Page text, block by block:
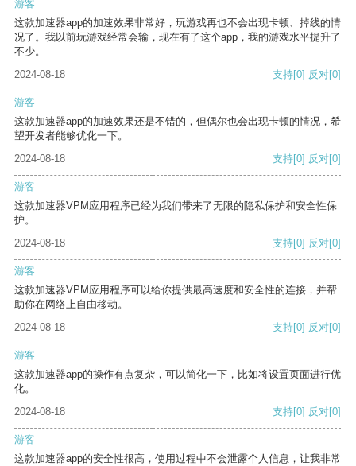
游客
这款加速器app的加速效果非常好，玩游戏再也不会出现卡顿、掉线的情
况了。我以前玩游戏经常会输，现在有了这个app，我的游戏水平提升了
不少。
2024-08-18
支持[0] 反对[0]
游客
这款加速器app的加速效果还是不错的，但偶尔也会出现卡顿的情况，希
望开发者能够优化一下。
2024-08-18
支持[0] 反对[0]
游客
这款加速器VPM应用程序已经为我们带来了无限的隐私保护和安全性保
护。
2024-08-18
支持[0] 反对[0]
游客
这款加速器VPM应用程序可以给你提供最高速度和安全性的连接，并帮
助你在网络上自由移动。
2024-08-18
支持[0] 反对[0]
游客
这款加速器app的操作有点复杂，可以简化一下，比如将设置页面进行优
化。
2024-08-18
支持[0] 反对[0]
游客
这款加速器app的安全性很高，使用过程中不会泄露个人信息，让我非常